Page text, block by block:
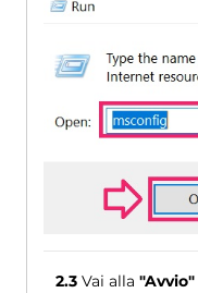
2.3 Vai alla"Avvio"